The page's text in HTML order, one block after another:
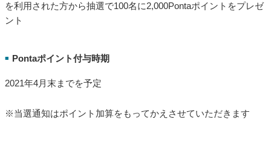
を利用された方から抽選で100名に2,000Pontaポイントをプレゼ
ント
■ Pontaポイント付与時期
2021年4月末までを予定
※当選通知はポイント加算をもってかえさせていただきます